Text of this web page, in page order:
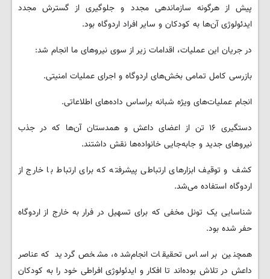
پیش از هرگونه سازماندهی مجدد و جلوگیری از گسترش مجدد
ایدئولوژی آن‌ها به کودکان و سایر افراد اردوگاه بود.
در جریان این عملیات، اقدامات زیر از سوی نیروهای ما انجام شد:
بازرسی کامل تمامی بخش‌های اردوگاه و اجرای عملیات امنیتی.
انجام عملیات‌های ویژه شبانه براساس داده‌های اطلاعاتی.
دستگیری ۱۶ تن از اعضای داعش و همدستان آن‌ها که در جذب
نیروهای جدید و جابه‌جایی خانواده‌ها نقش داشتند.
کشف و توقیف ابزارهای ارتباطی پیشرفته که برای ارتباط با خارج از
اردوگاه استفاده می‌شد.
شناسایی یک تونل مخفی که برای تسهیل در فرار به خارج از اردوگاه
حفر شده بود.
همچنین بر اساس تحقیقات انجام‌شده، مشخص گردید که عناصر
داعش در تلاش بوده‌اند تا افکار و ایدئولوژی افراطی خود را به کودکان